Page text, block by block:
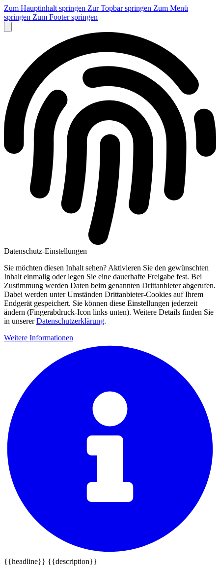
Zum Hauptinhalt springen Zur Topbar springen Zum Menü
springen Zum Footer springen
Datenschutz-Einstellungen
Sie möchten diesen Inhalt sehen? Aktivieren Sie den gewünschten
Inhalt einmalig oder legen Sie eine dauerhafte Freigabe fest. Bei
Zustimmung werden Daten beim genannten Drittanbieter abgerufen.
Dabei werden unter Umständen Drittanbieter-Cookies auf Ihrem
Endgerät gespeichert. Sie können diese Einstellungen jederzeit
ändern (Fingerabdruck-Icon links unten). Weitere Details finden Sie
in unsererDatenschutzerklärung.
Weitere Informationen
{{headline}} {{description}}